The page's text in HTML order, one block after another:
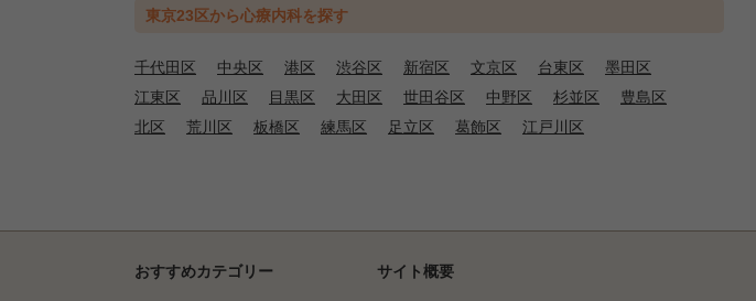
東京23区から心療内科を探す
千代田区 中央区 港区 渋谷区 新宿区 文京区 台東区
墨田区
江東区
品川区 目黒区 大田区 世田谷区 中野区 杉並区
豊島区
北区
荒川区 板橋区 練馬区 足立区 葛飾区 江戸川区
おすすめカテゴリー サイト概要